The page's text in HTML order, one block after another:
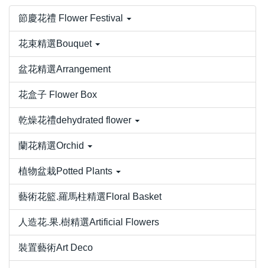
節慶花禮 Flower Festival
花束精選Bouquet
盆花精選Arrangement
花盒子 Flower Box
乾燥花禮dehydrated flower
蘭花精選Orchid
植物盆栽Potted Plants
藝術花籃.羅馬柱精選Floral Basket
人造花.果.樹精選Artificial Flowers
裝置藝術Art Deco